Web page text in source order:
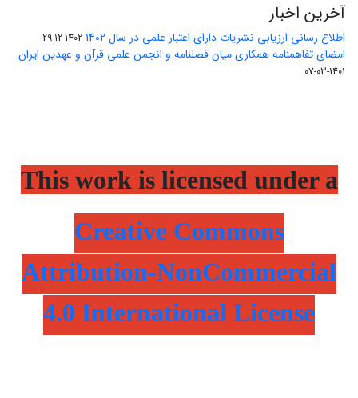
آخرین اخبار
اطلاع رسانی ارزیابی نشریات دارای اعتبار علمی در سال 1402 1402-12-29
امضای تفاهمنامه همکاری میان فصلنامه و انجمن علمی قرآن و عهدین ایران
1401-03-07
This work is licensed under a
Creative Commons
Attribution-NonCommercial
4.0 International License